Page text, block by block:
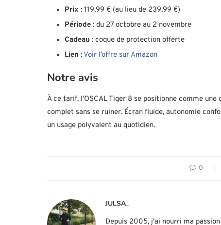
Prix : 119,99 € (au lieu de 239,99 €)
Période : du 27 octobre au 2 novembre
Cadeau : coque de protection offerte
Lien : Voir l’offre sur Amazon
Notre avis
À ce tarif, l’OSCAL Tiger 8 se positionne comme
complet sans se ruiner. Écran fluide, autonomie
un usage polyvalent au quotidien.
0
JULSA_
Depuis 2005, j'ai nourri ma